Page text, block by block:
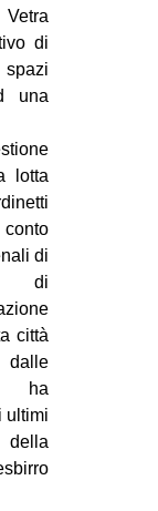
di
una
lotta
di
di
città
ha
ultimi